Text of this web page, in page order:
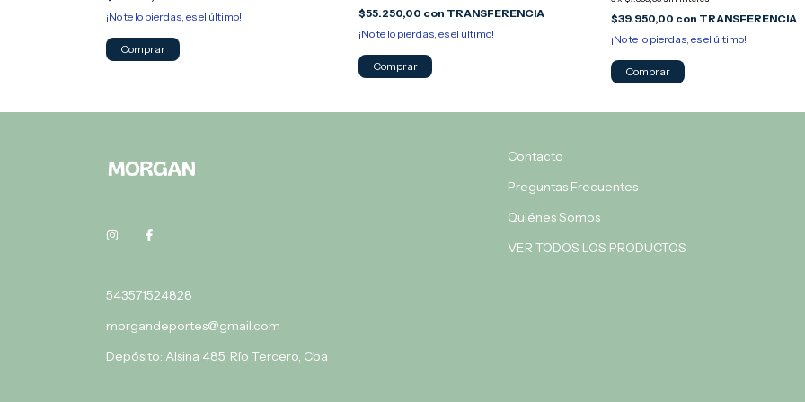
¡No te lo pierdas, es el último!
Comprar
$55.250,00 con TRANSFERENCIA
¡No te lo pierdas, es el último!
Comprar
$39.950,00 con TRANSFERENCIA
¡No te lo pierdas, es el último!
Comprar
543571524828
morgandeportes@gmail.com
Depósito: Alsina 485, Río Tercero, Cba
Contacto
Preguntas Frecuentes
Quiénes Somos
VER TODOS LOS PRODUCTOS